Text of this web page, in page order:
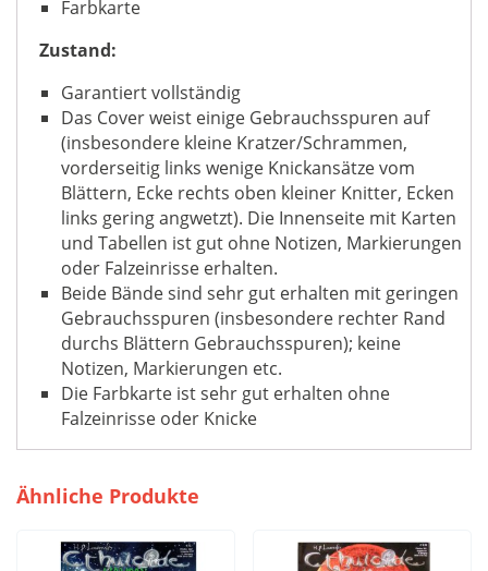
Farbkarte
Zustand:
Garantiert vollständig
Das Cover weist einige Gebrauchsspuren auf
(insbesondere kleine Kratzer/Schrammen,
vorderseitig links wenige Knickansätze vom
Blättern, Ecke rechts oben kleiner Knitter, Ecken
links gering angwetzt). Die Innenseite mit Karten
und Tabellen ist gut ohne Notizen, Markierungen
oder Falzeinrisse erhalten.
Beide Bände sind sehr gut erhalten mit geringen
Gebrauchsspuren (insbesondere rechter Rand
durchs Blättern Gebrauchsspuren); keine
Notizen, Markierungen etc.
Die Farbkarte ist sehr gut erhalten ohne
Falzeinrisse oder Knicke
Ähnliche Produkte